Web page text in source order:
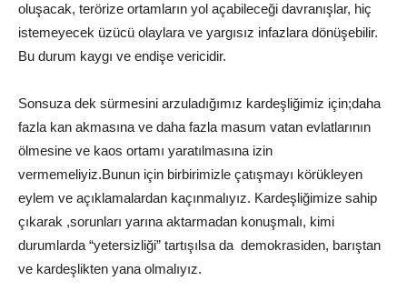
oluşacak, terörize ortamların yol açabileceği davranışlar, hiç
istemeyecek üzücü olaylara ve yargısız infazlara dönüşebilir.
Bu durum kaygı ve endişe vericidir.
Sonsuza dek sürmesini arzuladığımız kardeşliğimiz için;daha
fazla kan akmasına ve daha fazla masum vatan evlatlarının
ölmesine ve kaos ortamı yaratılmasına izin
vermemeliyiz.Bunun için birbirimizle çatışmayı körükleyen
eylem ve açıklamalardan kaçınmalıyız. Kardeşliğimize sahip
çıkarak ,sorunları yarına aktarmadan konuşmalı, kimi
durumlarda “yetersizliği” tartışılsa da demokrasiden, barıştan
ve kardeşlikten yana olmalıyız.